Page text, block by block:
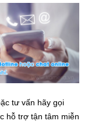
tư vấn hãy gọi
hỗ trợ tận tâm miễn